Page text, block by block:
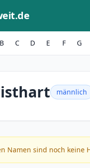
B C D E F G
männlich
Namen sind noch